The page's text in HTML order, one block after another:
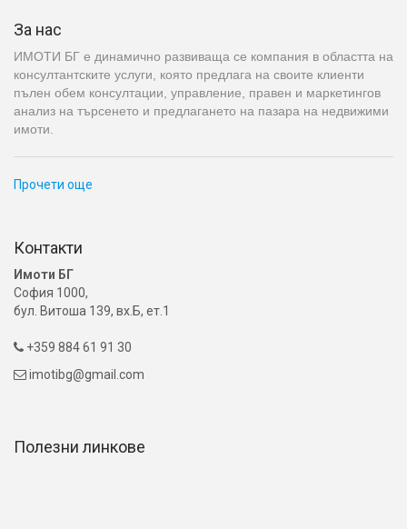
За нас
ИМОТИ БГ е динамично развиваща се компания в областта на
консултантските услуги, която предлага на своите клиенти
пълен обем консултации, управление, правен и маркетингов
анализ на търсенето и предлагането на пазара на недвижими
имоти.
Прочети още
Контакти
Имоти БГ
София 1000,
бул. Витоша 139, вх.Б, ет.1
 +359 884 61 91 30
 imotibg@gmail.com
Полезни линкове